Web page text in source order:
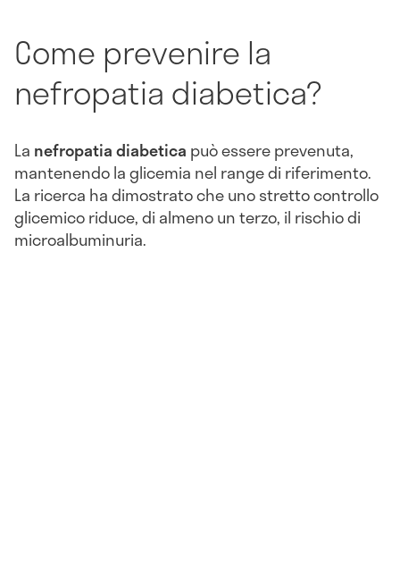
Come prevenire la
nefropatia diabetica?
La nefropatiadiabetica può essere prevenuta,
mantenendo la glicemia nel range di riferimento.
La ricerca ha dimostrato che uno stretto controllo
glicemico riduce, di almeno un terzo, il rischio di
microalbuminuria.